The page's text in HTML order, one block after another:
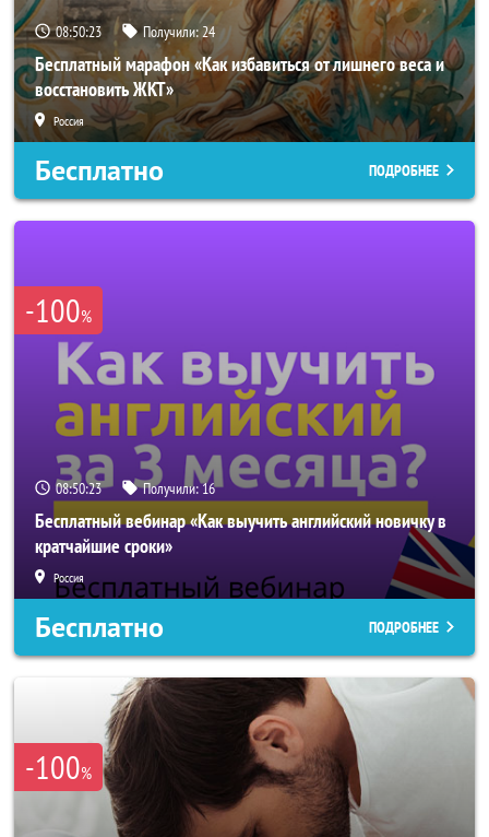
08:50:21 Получили:24
Бесплатный марафон «Как избавиться от лишнего веса и
восстановить ЖКТ»
Россия
Бесплатно ПОДРОБНЕЕ
-100%
08:50:21 Получили:16
Бесплатный вебинар «Как выучить английский новичку в
кратчайшие сроки»
Россия
Бесплатно ПОДРОБНЕЕ
-100%